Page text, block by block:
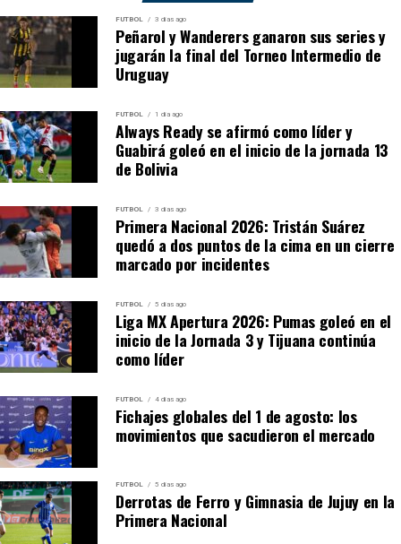
¡Ojo con la salida de Parra!
¡Tremenda jugada del
arquero de Once Caldas que
siempre hace magia con los
pies! #LALIGAxWIN
pic.twitter.com/gsNlMVheIh
— Win Sports (@WinSportsTV)August 6, 2026
Luis Quiñones también estuvo cerca de abrir el
marcador con una acción individual y un remate
potente que pasó por encima del arco.
Dany Rosero apareció en el
momento decisivo
A los 71 minutos, América consiguió quebrar la
resistencia local. Dany Rosero se incorporó al ataque,
recibió una pelota enviada al área y resolvió con una
definición precisa para establecer el 1-0.
FUTBOL 3 días ago
Peñarol y Wanderers ganaron sus series y
jugarán la final del Torneo Intermedio de
Uruguay
FUTBOL 1 día ago
Always Ready se afirmó como líder y
Guabirá goleó en el inicio de la jornada 13
de Bolivia
FUTBOL 3 días ago
Primera Nacional 2026: Tristán Suárez
quedó a dos puntos de la cima en un cierre
marcado por incidentes
FUTBOL 5 días ago
Liga MX Apertura 2026: Pumas goleó en el
inicio de la Jornada 3 y Tijuana continúa
como líder
FUTBOL 4 días ago
Fichajes globales del 1 de agosto: los
movimientos que sacudieron el mercado
FUTBOL 5 días ago
Derrotas de Ferro y Gimnasia de Jujuy en la
Primera Nacional